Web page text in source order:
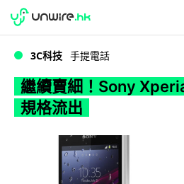
WWDC 2026
3C科技 手提電話
繼續賣細！Sony
規格流出